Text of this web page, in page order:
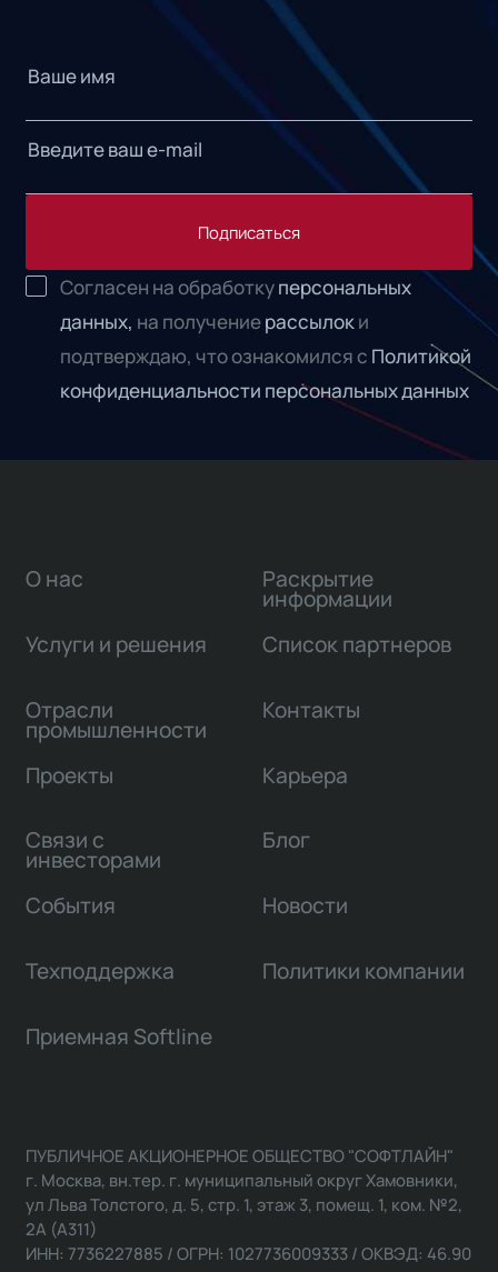
Подписаться
Согласен на обработкуперсональных
данных, на получениерассылоки
подтверждаю, что ознакомился с Политикой
конфиденциальности персональных данных
О нас
Услуги и решения
Отрасли
промышленности
Проекты
Связи с
инвесторами
Раскрытие
информации
Список партнеров
Контакты
Карьера
Блог
События Новости
Техподдержка Политики компании
Приемная Softline
ПУБЛИЧНОЕ АКЦИОНЕРНОЕ ОБЩЕСТВО "СОФТЛАЙН"
г. Москва, вн.тер. г. муниципальный округ Хамовники,
ул Льва Толстого, д. 5, стр. 1, этаж 3, помещ. 1, ком. №2,
2А (А311)
ИНН: 7736227885 / ОГРН: 1027736009333 / ОКВЭД: 46.90